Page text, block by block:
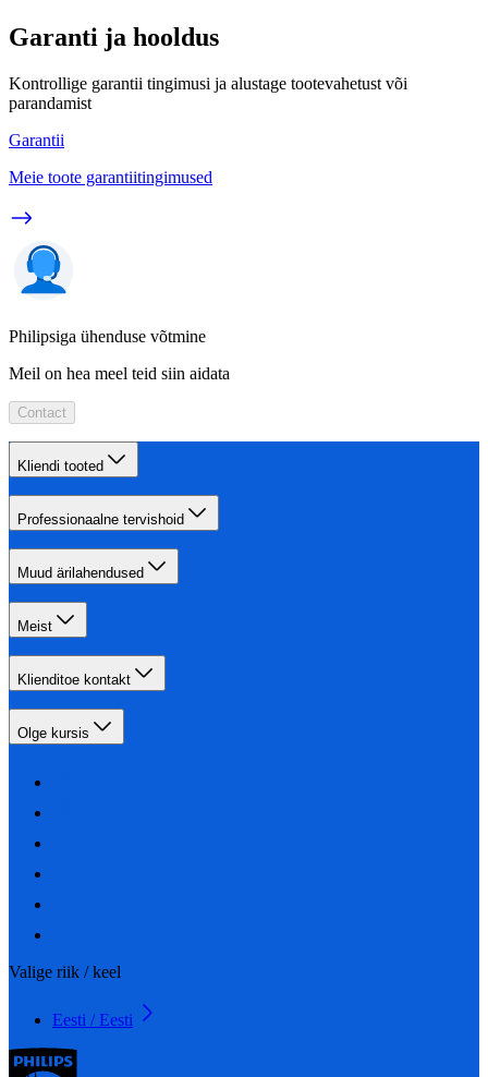
Garanti ja hooldus
Kontrollige garantii tingimusi ja alustage tootevahetust või
parandamist
Garantii
Meie toote garantiitingimused
Philipsiga ühenduse võtmine
Meil on hea meel teid siin aidata
Contact
Kliendi tooted
Professionaalne tervishoid
Muud ärilahendused
Meist
Klienditoe kontakt
Olge kursis
Valige riik / keel
Eesti / Eesti